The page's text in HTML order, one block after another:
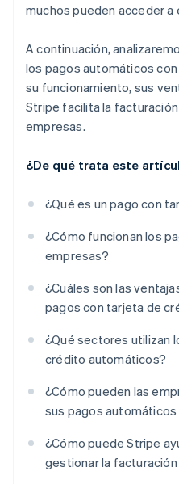
muchos pueden acceder
A continuación,
los pagos automáticos
su funcionamiento, sus
Stripe facilita la
empresas.
¿De qué trata este
¿Qué es un pago con
¿Cómo funcionan los
empresas?
¿Cuáles son las
pagos con tarjeta de
¿Qué sectores utilizan
crédito automáticos?
¿Cómo pueden las
sus pagos
¿Cómo puede Stripe
gestionar la